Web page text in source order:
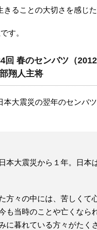
きることの大切さを感じた
す。
回 春のセンバツ（
翔人主将
本大震災の翌年のセンバ
本大震災から１年。日本
方々の中には、苦しくて
も当時のことや亡くなら
に暮れている方々がたく